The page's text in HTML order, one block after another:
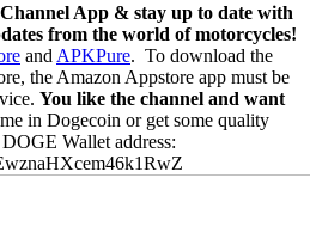
App & stay up to date with
from the world of motorcycles!
and APKPure. To download the
the Amazon Appstore app must be
You like the channel and want
in Dogecoin or get some quality
Wallet address: